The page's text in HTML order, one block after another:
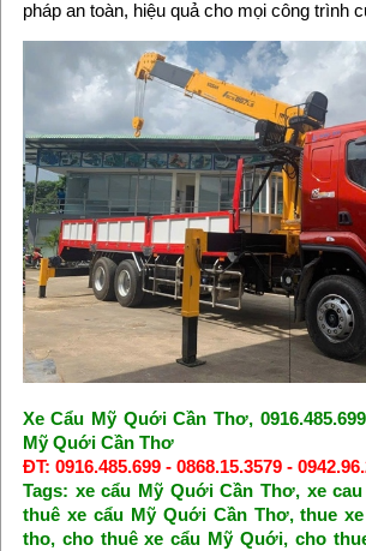
pháp an toàn, hiệu quả cho mọi công trình
Xe Cẩu Mỹ Quới Cần Thơ,
Mỹ Quới Cần Thơ
ĐT: 0916.485.699 - 0868.15.3579 -
Tags: xe cẩu Mỹ Quới Cần Thơ, xe
thuê xe cẩu Mỹ Quới Cần Thơ, thue
tho, cho thuê xe cẩu Mỹ Quới, cho